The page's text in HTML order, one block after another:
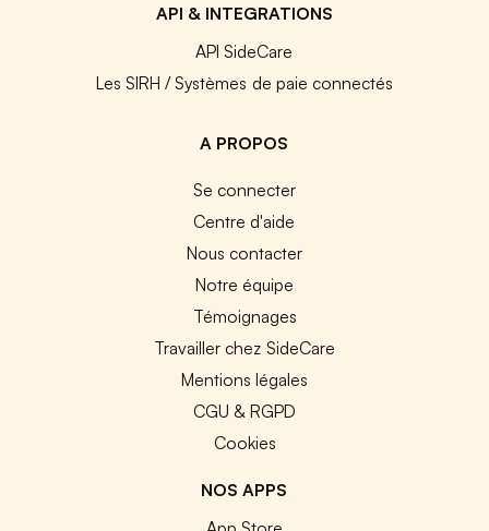
API & INTEGRATIONS
API SideCare
Les SIRH / Systèmes de paie connectés
A PROPOS
Se connecter
Centre d'aide
Nous contacter
Notre équipe
Témoignages
Travailler chez SideCare
Mentions légales
CGU & RGPD
Cookies
NOS APPS